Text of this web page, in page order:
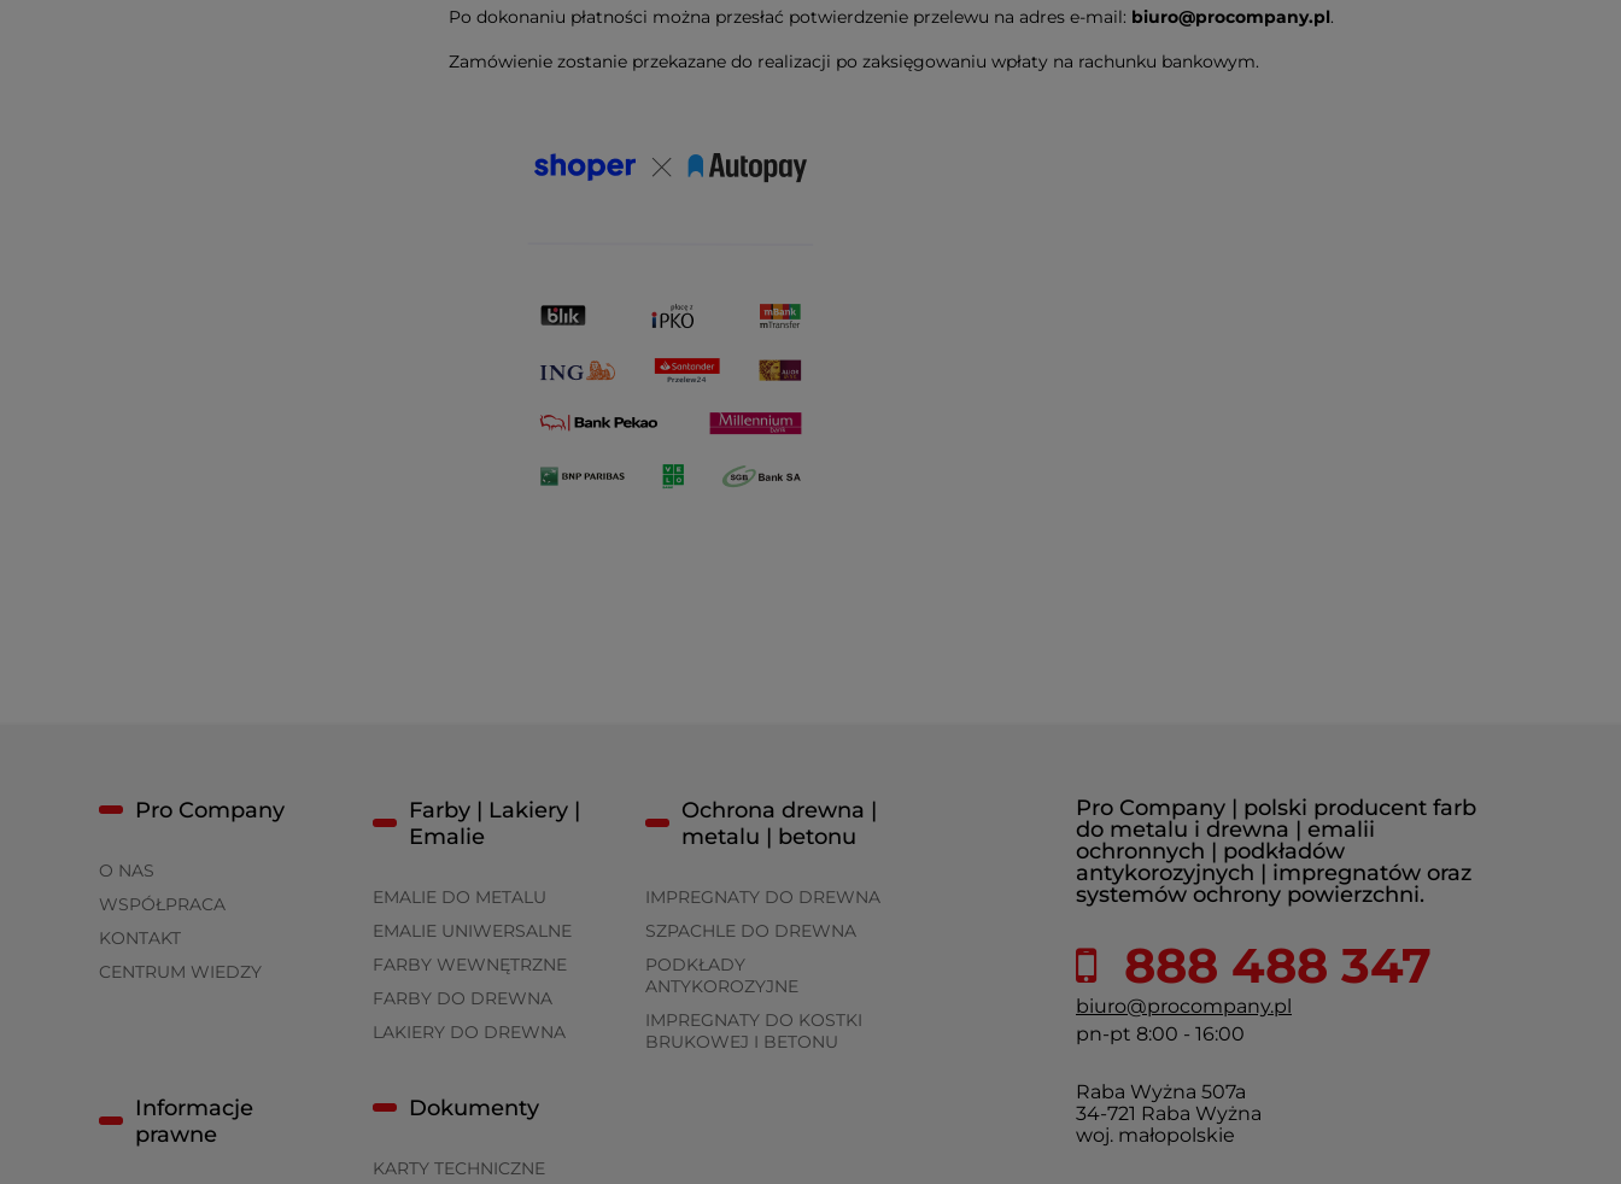
Po dokonaniu płatności można przesłać potwierdzenie przelewu na adres e-mail: biuro@procompany.pl.
Zamówienie zostanie przekazane do realizacji po zaksięgowaniu wpłaty na rachunku bankowym.
Pro Company | polski producent farb
do metalu i drewna | emalii
ochronnych | podkładów
antykorozyjnych | impregnatów oraz
systemów ochrony powierzchni.
888 488 347
biuro@procompany.pl
pn-pt 8:00 - 16:00
Raba Wyżna 507a
34-721 Raba Wyżna
woj. małopolskie
Pro Company
O NAS
WSPÓŁPRACA
KONTAKT
CENTRUM WIEDZY
Farby | Lakiery |
Emalie
EMALIE DO METALU
EMALIE UNIWERSALNE
FARBY WEWNĘTRZNE
FARBY DO DREWNA
LAKIERY DO DREWNA
Ochrona drewna |
metalu | betonu
IMPREGNATY DO DREWNA
SZPACHLE DO DREWNA
PODKŁADY
ANTYKOROZYJNE
IMPREGNATY DO KOSTKI
BRUKOWEJ I BETONU
Informacje
prawne
Dokumenty
KARTY TECHNICZNE